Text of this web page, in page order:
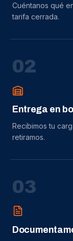
Cuéntanos qué
tarifa cerrada.
02
Entrega en
Recibimos tu
retiramos.
03